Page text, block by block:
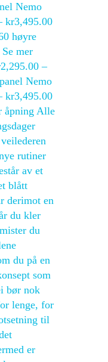
Nemo
kr3,495.00
høyre
mer
–
Nemo
kr3,495.00
åpning Alle
rutiner
av et
blått
derimot en
du kler
du
du på en
som
bør nok
lenge, for
til
er